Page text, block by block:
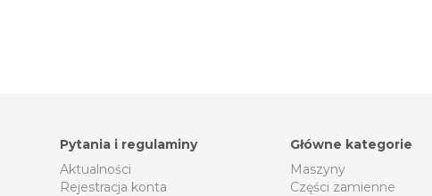
Pytania i regulaminy
Aktualności
Rejestracja konta
Główne kategorie
Maszyny
Części zamienne